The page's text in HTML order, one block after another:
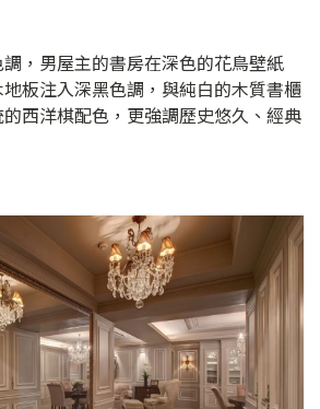
，男屋主的書房在深色的花鳥壁紙
板注入深黑色調，與純白的木質書櫃
西洋棋配色，更強調歷史悠久、經典